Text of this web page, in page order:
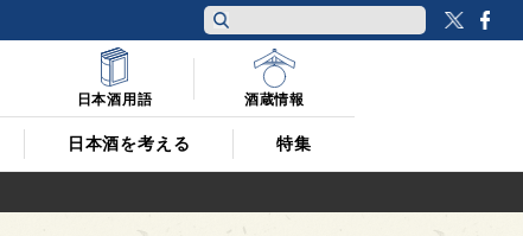
日本酒を考える 特集
日本酒用語 酒蔵情報